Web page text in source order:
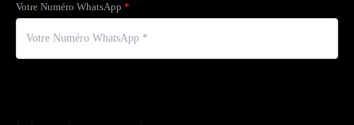
Votre Numéro WhatsApp *